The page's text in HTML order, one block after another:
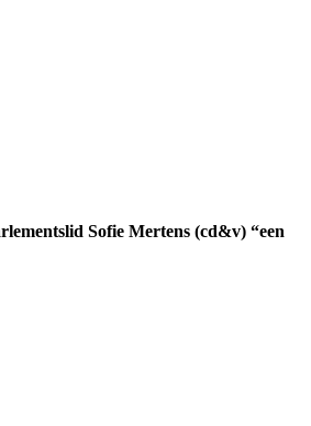
Sofie Mertens (cd&v) “een